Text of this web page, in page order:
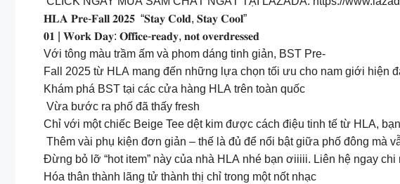
𝐇𝐋𝐀 𝐏𝐫𝐞-𝐅𝐚𝐥𝐥 𝟐𝟎𝟐𝟓 “𝐒𝐭𝐚𝐲 𝐂𝐨𝐥𝐝, 𝐒𝐭𝐚𝐲 𝐂𝐨𝐨𝐥”
𝟎𝟏 | 𝐖𝐨𝐫𝐤 𝐃𝐚𝐲: 𝐎𝐟𝐟𝐢𝐜𝐞-𝐫𝐞𝐚𝐝𝐲, 𝐧𝐨𝐭 𝐨𝐯𝐞𝐫𝐝𝐫𝐞𝐬𝐬𝐞𝐝
Với tông màu trầm ấm và phom dáng tinh giản, BST Pre-
Fall 2025 từ HLA mang đến những lựa chọn tối ưu cho nam giới hiện
Khám phá BST tại các cửa hàng HLA trên toàn quốc
Vừa bước ra phố đã thấy fresh
Chỉ với một chiếc Beige Tee dệt kim được cách điệu tinh tế từ HLA,
Thêm vài phụ kiện đơn giản – thế là đủ để nổi bật giữa phố đông mà
Đừng bỏ lỡ “hot item” này của nhà HLA nhé bạn ơiiiii. Liên hệ ngay
Hóa thân thành lãng tử thành thị chỉ trong một nốt nhạc ️️